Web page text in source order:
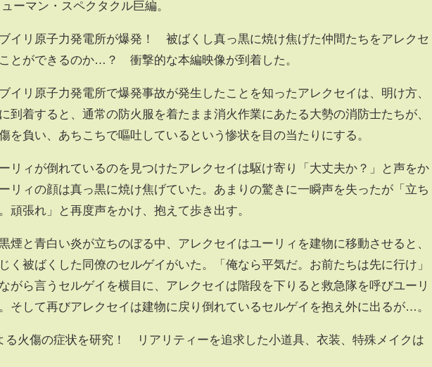
ーマン・スペクタクル巨編。
イリ原子力発電所が爆発！ 被ばくし真っ黒に焼け焦げた仲間たちをアレクセ
とができるのか…？ 衝撃的な本編映像が到着した。
イリ原子力発電所で爆発事故が発生したことを知ったアレクセイは、明け方、
到着すると、通常の防火服を着たまま消火作業にあたる大勢の消防士たちが、
を負い、あちこちで嘔吐しているという惨状を目の当たりにする。
リィが倒れているのを見つけたアレクセイは駆け寄り「大丈夫か？」と声をか
リィの顔は真っ黒に焼け焦げていた。あまりの驚きに一瞬声を失ったが「立ち
頑張れ」と再度声をかけ、抱えて歩き出す。
煙と青白い炎が立ちのぼる中、アレクセイはユーリィを建物に移動させると、
く被ばくした同僚のセルゲイがいた。「俺なら平気だ。お前たちは先に行け」
がら言うセルゲイを横目に、アレクセイは階段を下りると救急隊を呼びユーリ
そして再びアレクセイは建物に戻り倒れているセルゲイを抱え外に出るが…。
る火傷の症状を研究！ リアリティーを追求した小道具、衣装、特殊メイクは